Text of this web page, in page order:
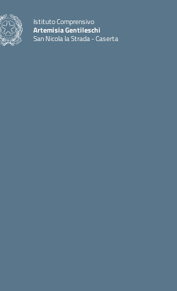
Istituto Comprensivo
Artemisia Gentileschi
San Nicola la Strada - Caserta